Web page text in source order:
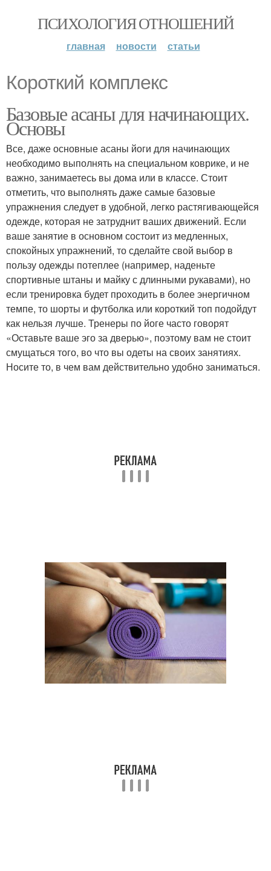
ПСИХОЛОГИЯ ОТНОШЕНИЙ
главная новости статьи
Короткий комплекс
Базовые асаны для начинающих.
Основы
Все, даже основные асаны йоги для начинающих
необходимо выполнять на специальном коврике, и не
важно, занимаетесь вы дома или в классе. Стоит
отметить, что выполнять даже самые базовые
упражнения следует в удобной, легко растягивающейся
одежде, которая не затруднит ваших движений. Если
ваше занятие в основном состоит из медленных,
спокойных упражнений, то сделайте свой выбор в
пользу одежды потеплее (например, наденьте
спортивные штаны и майку с длинными рукавами), но
если тренировка будет проходить в более энергичном
темпе, то шорты и футболка или короткий топ подойдут
как нельзя лучше. Тренеры по йоге часто говорят
«Оставьте ваше эго за дверью», поэтому вам не стоит
смущаться того, во что вы одеты на своих занятиях.
Носите то, в чем вам действительно удобно заниматься.